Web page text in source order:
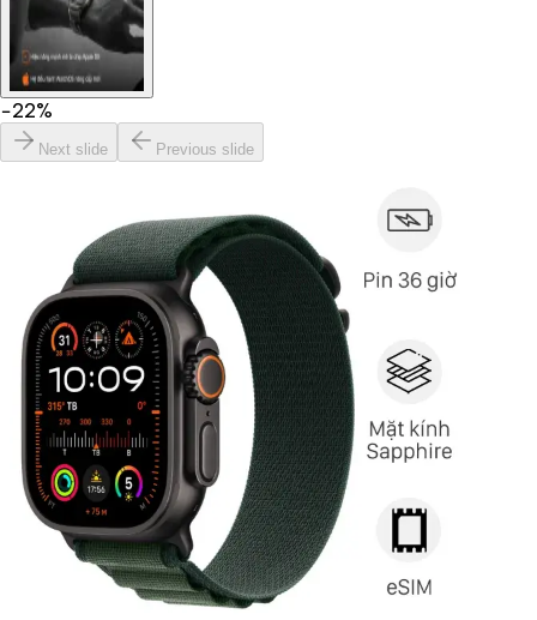
−22%
Next slide Previous slide